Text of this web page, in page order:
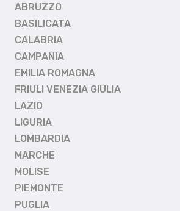
ABRUZZO
BASILICATA
CALABRIA
CAMPANIA
EMILIA ROMAGNA
FRIULI VENEZIA GIULIA
LAZIO
LIGURIA
LOMBARDIA
MARCHE
MOLISE
PIEMONTE
PUGLIA